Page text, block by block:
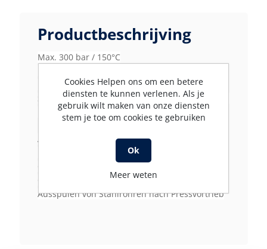
Productbeschrijving
Max. 300 bar / 150°C
Für Rohre > 80 mm
Seitliche Frontstrahlen mit gehärteten Edelstahl
Düseneinsätzen
Anwendungen:
Durchdringen von total verstopften Rohren
Öffnen von Verwurzelungen
Öffnen von gefrorenen Leitungen
Ausspülen von Stahlrohren nach Pressvortrieb
100
diameter (mm)
max. druk (bar)
Cookies Helpen ons om een betere
diensten te kunnen verlenen. Als je
gebruik wilt maken van onze diensten
stem je toe om cookies te gebruiken
Ok
Meer weten